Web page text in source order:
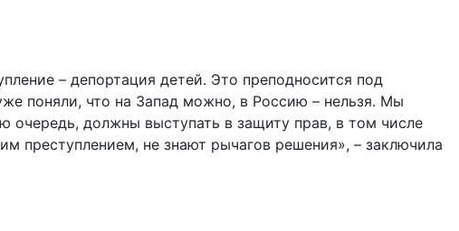
– депортация детей. Это преподносится под
поняли, что на Запад можно, в Россию – нельзя. Мы
очередь, должны выступать в защиту прав, в том числе
преступлением, не знают рычагов решения», – заключила